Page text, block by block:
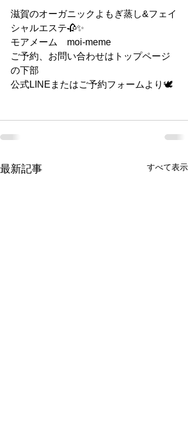
滋賀のオーガニックよもぎ蒸し&フェイ
シャルエステ🥀✨
モアメーム　moi-meme
ご予約、お問い合わせはトップページ
の下部
公式LINEまたはご予約フォームより🕊
最新記事 すべて表示